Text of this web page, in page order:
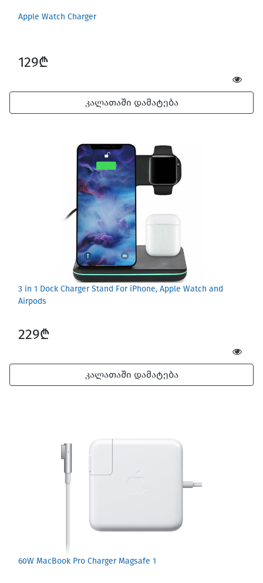
Apple Watch Charger
129₾
კალათაში დამატება
3 in 1 Dock Charger Stand For iPhone, Apple Watch and
Airpods
229₾
კალათაში დამატება
60W MacBook Pro Charger Magsafe 1